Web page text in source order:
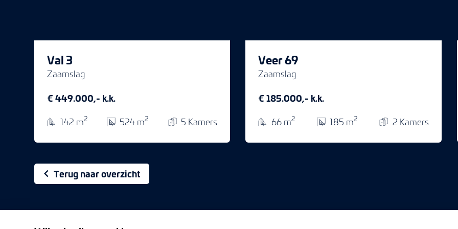
Val 3
Zaamslag
€ 449.000,- k.k.
142 m2 524 m2 5 Kamers
Veer 69
Zaamslag
€ 185.000,- k.k.
66 m2 185 m2 2 Kamers
Terug naar overzicht